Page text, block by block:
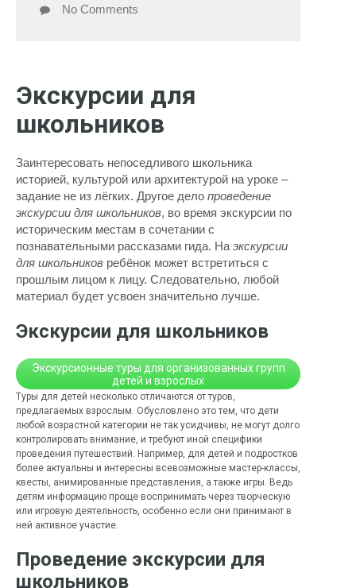
No Comments
Экскурсии для
школьников
Заинтересовать непоседливого школьника
историей, культурой или архитектурой на уроке –
задание не из лёгких. Другое дело проведение
экскурсии для школьников, во время экскурсии по
историческим местам в сочетании с
познавательными рассказами гида. На экскурсии
для школьников ребёнок может встретиться с
прошлым лицом к лицу. Следовательно, любой
материал будет усвоен значительно лучше.
Экскурсии для школьников
Экскурсионные туры для организованных групп
детей и взрослых
Туры для детей несколько отличаются от туров,
предлагаемых взрослым. Обусловлено это тем, что дети
любой возрастной категории не так усидчивы, не могут долго
контролировать внимание, и требуют иной специфики
проведения путешествий. Например, для детей и подростков
более актуальны и интересны всевозможные мастер-классы,
квесты, анимированные представления, а также игры. Ведь
детям информацию проще воспринимать через творческую
или игровую деятельность, особенно если они принимают в
ней активное участие.
Проведение экскурсии для
школьников